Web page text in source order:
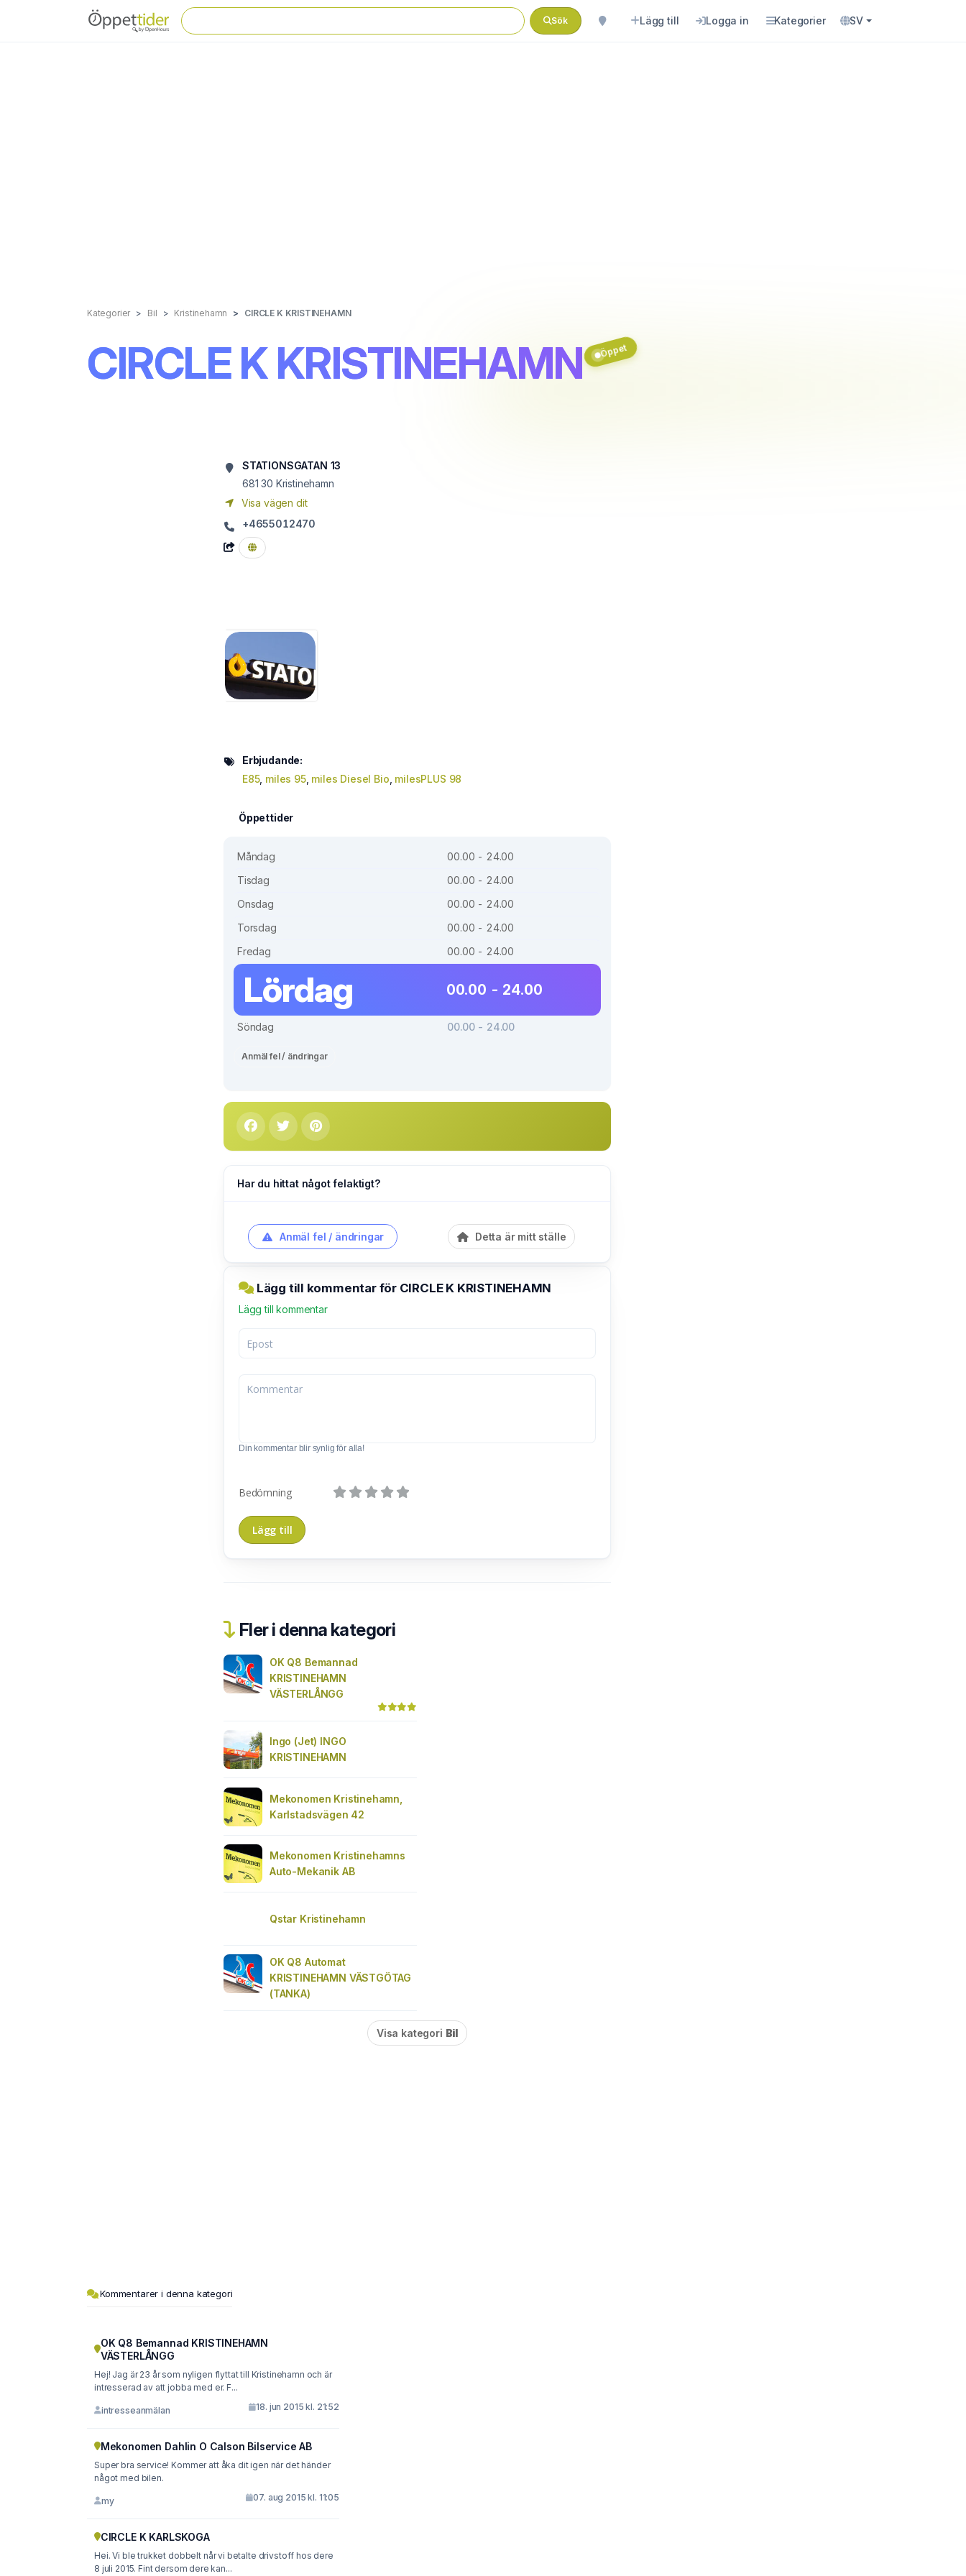
Sök Lägg till Logga in Kategorier SV
Kategorier Bil Kristinehamn CIRCLE K KRISTINEHAMN
CIRCLE K KRISTINEHAMN Öppet
STATIONSGATAN 13
681 30 Kristinehamn
Visa vägen dit
+4655012470
Erbjudande:
E85, miles 95, miles Diesel Bio milesPLUS 98
Öppettider
Måndag
00.00 - 24.00
Tisdag
00.00 - 24.00
Onsdag
00.00 - 24.00
Torsdag
00.00 - 24.00
Fredag
00.00 - 24.00
Lördag 00.00 - 24.00
Söndag 00.00 - 24.00
Anmäl fel / ändringar
Har du hittat något felaktigt?
Anmäl fel / ändringar Detta är mitt ställe
Lägg till kommentar för CIRCLE K KRISTINEHAMN
Lägg till kommentar
Din kommentar blir synlig för alla!
Bedömning
Fler i denna kategori
OK Q8 Bemannad
KRISTINEHAMN
VÄSTERLÅNGG
Ingo (Jet) INGO
KRISTINEHAMN
Mekonomen Kristinehamn,
Karlstadsvägen 42
Mekonomen Kristinehamns
Auto-Mekanik AB
Qstar Kristinehamn
OK Q8 Automat
KRISTINEHAMN VÄSTGÖTAG
(TANKA)
Visa kategori Bil
Kommentarer i denna kategori
OK Q8 Bemannad KRISTINEHAMN
VÄSTERLÅNGG
Hej! Jag är 23 år som nyligen flyttat till Kristinehamn och är
intresserad av att jobba med er. F...
intresseanmälan 18. jun 2015 kl. 21:52
Mekonomen Dahlin O Calson Bilservice AB
Super bra service! Kommer att åka dit igen när det händer
något med bilen.
my 07. aug 2015 kl. 11:05
CIRCLE K KARLSKOGA
Hei. Vi ble trukket dobbelt når vi betalte drivstoff hos dere
8 juli 2015. Fint dersom dere kan...